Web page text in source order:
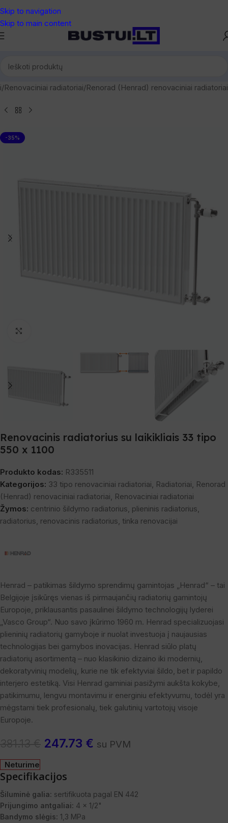
Skip to navigation
Skip to main content
/Renovaciniai radiatoriai/Renorad (Henrad) renovaciniai radiatoriai
-35%
Renovacinis radiatorius su laikikliais 33 tipo
550 x 1100
Produkto kodas: R335511
Kategorijos: 33 tipo renovaciniai radiatoriai Radiatoriai Renorad
(Henrad) renovaciniai radiatoriai Renovaciniai radiatoriai
Žymos: centrinio šildymo radiatorius plieninis radiatorius
radiatorius renovacinis radiatorius tinka renovacijai
Henrad – patikimas šildymo sprendimų gamintojas „Henrad“ – tai
Belgijoje įsikūręs vienas iš pirmaujančių radiatorių gamintojų
Europoje, priklausantis pasaulinei šildymo technologijų lyderei
„Vasco Group“. Nuo savo įkūrimo 1960 m. Henrad specializuojasi
plieninių radiatorių gamyboje ir nuolat investuoja į naujausias
technologijas bei gamybos inovacijas. Henrad siūlo platų
radiatorių asortimentą – nuo klasikinio dizaino iki modernių,
dekoratyvinių modelių, kurie ne tik efektyviai šildo, bet ir papildo
interjero estetiką. Visi Henrad gaminiai pasižymi aukšta kokybe,
patikimumu, lengvu montavimu ir energiniu efektyvumu, todėl yra
mėgstami tiek profesionalų, tiek galutinių vartotojų visoje
Europoje.
247.73 € su PVM
Neturime
Specifikacijos
Šiluminė galia: sertifikuota pagal EN 442
Prijungimo antgaliai: 4 x 1/2"
Bandymo slėgis: 1,3 MPa